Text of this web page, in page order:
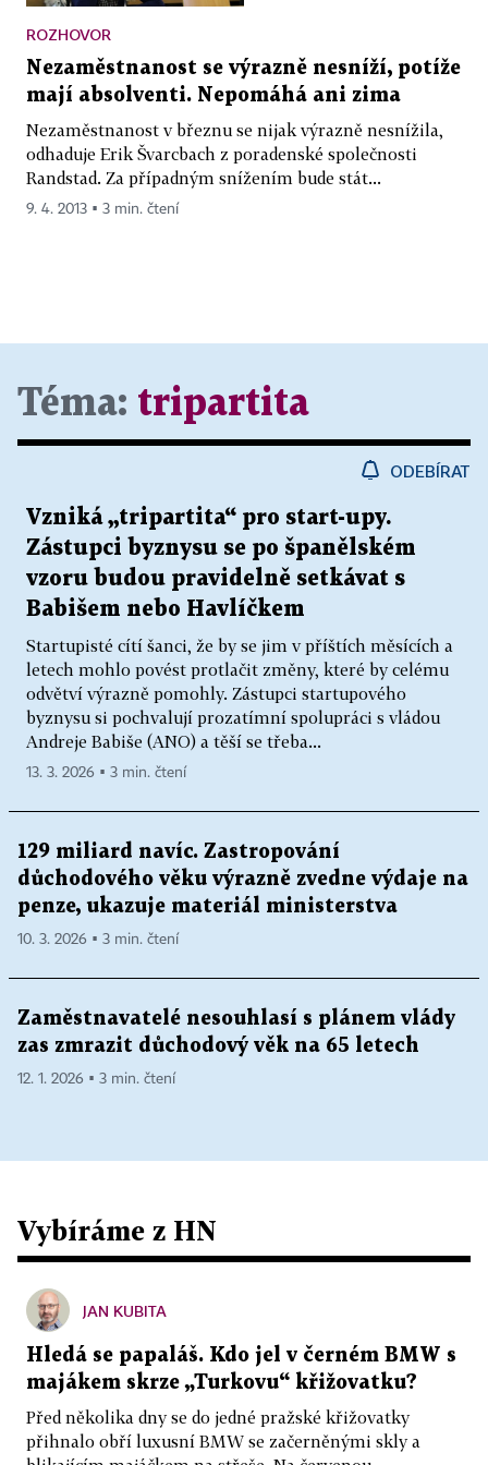
ROZHOVOR
Nezaměstnanost se výrazně nesníží, potíže
mají absolventi. Nepomáhá ani zima
Nezaměstnanost v březnu se nijak výrazně nesnížila,
odhaduje Erik Švarcbach z poradenské společnosti
Randstad. Za případným snížením bude stát...
9. 4. 2013 ▪ 3 min. čtení
Téma: tripartita
ODEBÍRAT
Vzniká „tripartita“ pro start-upy.
Zástupci byznysu se po španělském
vzoru budou pravidelně setkávat s
Babišem nebo Havlíčkem
Startupisté cítí šanci, že by se jim v příštích měsících a
letech mohlo povést protlačit změny, které by celému
odvětví výrazně pomohly. Zástupci startupového
byznysu si pochvalují prozatímní spolupráci s vládou
Andreje Babiše (ANO) a těší se třeba...
13. 3. 2026 ▪ 3 min. čtení
129 miliard navíc. Zastropování
důchodového věku výrazně zvedne výdaje na
penze, ukazuje materiál ministerstva
10. 3. 2026 ▪ 3 min. čtení
Zaměstnavatelé nesouhlasí s plánem vlády
zas zmrazit důchodový věk na 65 letech
12. 1. 2026 ▪ 3 min. čtení
Vybíráme z HN
JAN KUBITA
Hledá se papaláš. Kdo jel v černém BMW s
majákem skrze „Turkovu“ křižovatku?
Před několika dny se do jedné pražské křižovatky
přihnalo obří luxusní BMW se začerněnými skly a